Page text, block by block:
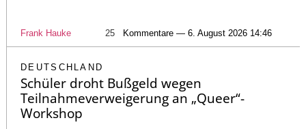
Frank Hauke 25 Kommentare — 6. August 2026 14:46
DEUTSCHLAND
Schüler droht Bußgeld wegen
Teilnahmeverweigerung an „Queer“-
Workshop